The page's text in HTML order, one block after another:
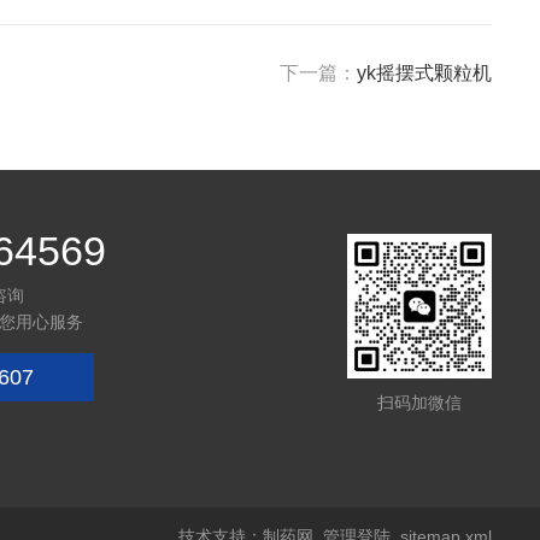
下一篇： yk摇摆式颗粒机
询
用心服务
扫码加微信